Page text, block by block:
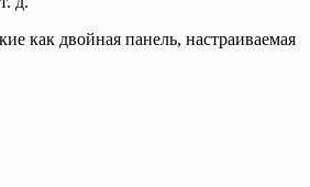
как двойная панель, настраиваемая